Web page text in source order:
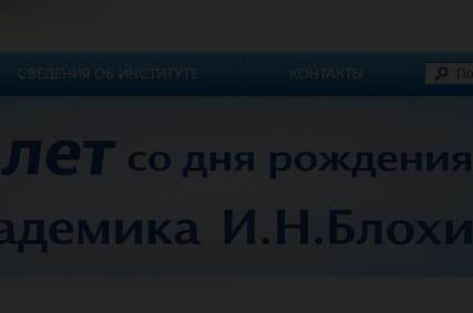
СВЕДЕНИЯ ОБ ИНСТИТУТЕ КОНТАКТЫ